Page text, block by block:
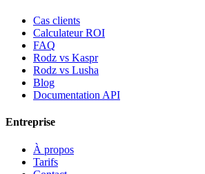
Cas clients
Calculateur ROI
FAQ
Rodz vs Kaspr
Rodz vs Lusha
Blog
Documentation API
Entreprise
À propos
Tarifs